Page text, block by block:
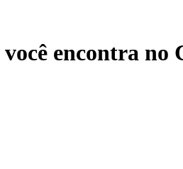
você encontra no